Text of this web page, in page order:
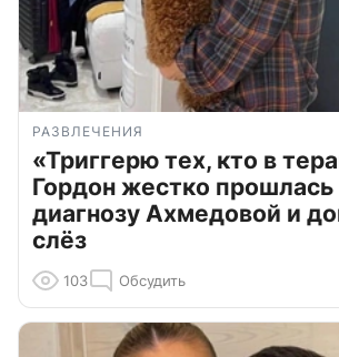
РАЗВЛЕЧЕНИЯ
«Триггерю тех, кто в
Гордон жестко прошлась
диагнозу Ахмедовой и
слёз
103 Обсудить